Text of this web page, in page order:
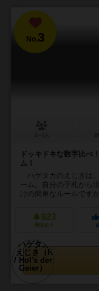
No.3
ドッキドキな数字比
ム！
ハゲタカのえじきは
ーム。自分の手札から
けの簡単なルールです
923
興味あり